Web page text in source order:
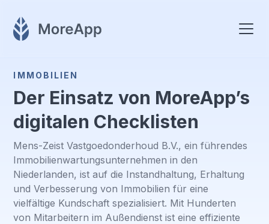
IMMOBILIEN
Der Einsatz von MoreApp’s
digitalen Checklisten
Mens-Zeist Vastgoedonderhoud B.V., ein führendes
Immobilienwartungsunternehmen in den
Niederlanden, ist auf die Instandhaltung, Erhaltung
und Verbesserung von Immobilien für eine
vielfältige Kundschaft spezialisiert. Mit Hunderten
von Mitarbeitern im Außendienst ist eine effiziente